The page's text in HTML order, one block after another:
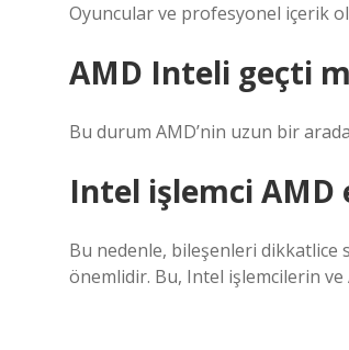
Oyuncular ve profesyonel içerik
AMD Inteli geçti
Bu durum AMD’nin uzun bir
Intel işlemci AMD
Bu nedenle, bileşenleri dikkatlice
önemlidir. Bu, Intel işlemcilerin ve